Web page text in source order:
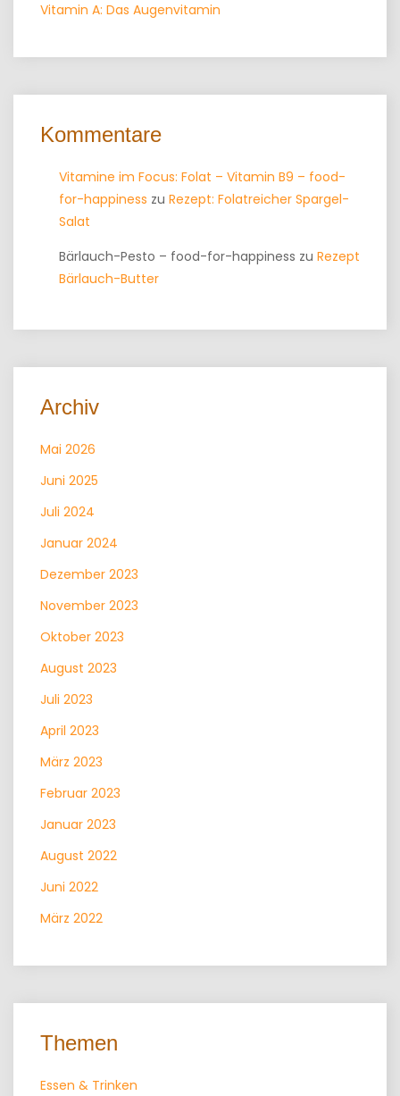
Vitamin A: Das Augenvitamin
Kommentare
Vitamine im Focus: Folat – Vitamin B9 – food-
for-happiness zu Rezept: Folatreicher Spargel-
Salat
Bärlauch-Pesto – food-for-happiness zu Rezept
Bärlauch-Butter
Archiv
Mai 2026
Juni 2025
Juli 2024
Januar 2024
Dezember 2023
November 2023
Oktober 2023
August 2023
Juli 2023
April 2023
März 2023
Februar 2023
Januar 2023
August 2022
Juni 2022
März 2022
Themen
Essen & Trinken